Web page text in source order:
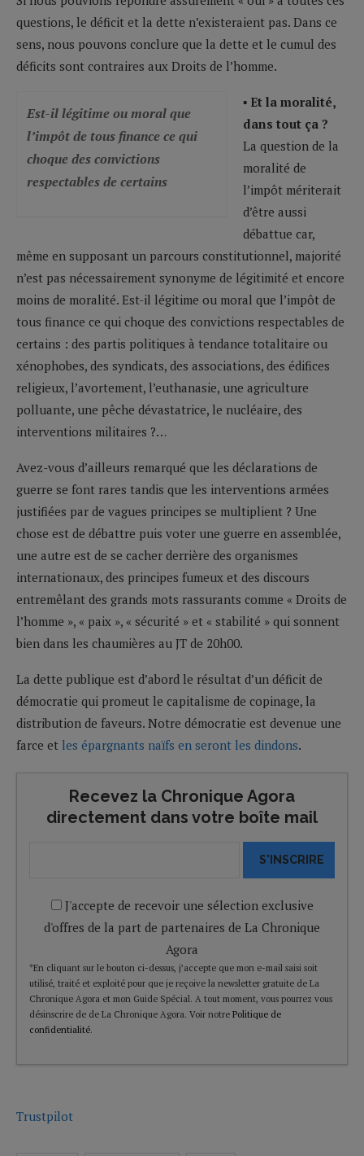
questions, le déficit et la dette n’existeraient pas. Dans ce
sens, nous pouvons conclure que la dette et le cumul des
déficits sont contraires aux Droits de l’homme.
Est-il légitime ou moral que
l’impôt de tous finance ce qui
choque des convictions
respectables de certains
▪ Et la moralité,
dans tout ça ?
La question de la
moralité de
l’impôt mériterait
d’être aussi
débattue car,
même en supposant un parcours constitutionnel, majorité
n’est pas nécessairement synonyme de légitimité et encore
moins de moralité. Est-il légitime ou moral que l’impôt de
tous finance ce qui choque des convictions respectables de
certains : des partis politiques à tendance totalitaire ou
xénophobes, des syndicats, des associations, des édifices
religieux, l’avortement, l’euthanasie, une agriculture
polluante, une pêche dévastatrice, le nucléaire, des
interventions militaires ?…
Avez-vous d’ailleurs remarqué que les déclarations de
guerre se font rares tandis que les interventions armées
justifiées par de vagues principes se multiplient ? Une
chose est de débattre puis voter une guerre en assemblée,
une autre est de se cacher derrière des organismes
internationaux, des principes fumeux et des discours
entremêlant des grands mots rassurants comme « Droits de
l’homme », « paix », « sécurité » et « stabilité » qui sonnent
bien dans les chaumières au JT de 20h00.
La dette publique est d’abord le résultat d’un déficit de
démocratie qui promeut le capitalisme de copinage, la
distribution de faveurs. Notre démocratie est devenue une
farce et les épargnants naïfs en seront les dindons.
Recevez la Chronique Agora
directement dans votre boîte mail
S'INSCRIRE
J'accepte de recevoir une sélection exclusive
d'offres de la part de partenaires de La Chronique
Agora
*En cliquant sur le bouton ci-dessus, j’accepte que mon e-mail saisi soit
utilisé, traité et exploité pour que je reçoive la newsletter gratuite de La
Chronique Agora et mon Guide Spécial. A tout moment, vous pourrez vous
désinscrire de de La Chronique Agora. Voir notre Politique de
confidentialité.
Trustpilot